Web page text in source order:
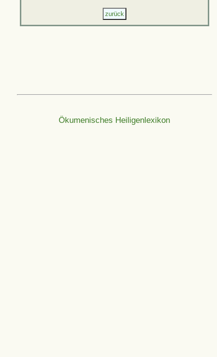
Ökumenisches Heiligenlexikon